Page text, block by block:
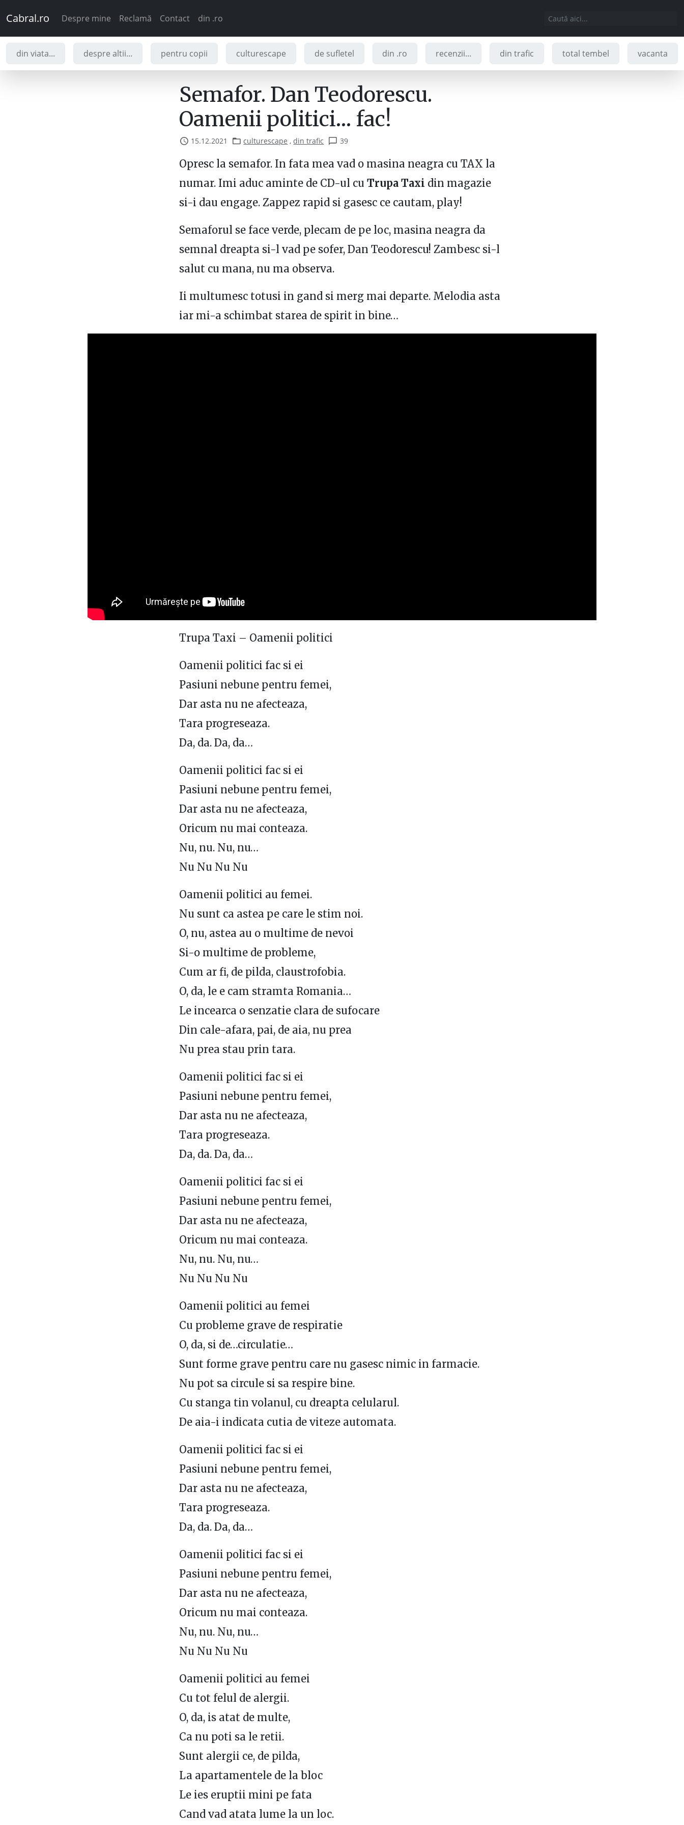
Cabral.ro Despre mine Reclamă Contact din .ro
din viata... despre altii... pentru copii culturescape de sufletel din .ro recenzii... din trafic total tembel vacanta
Semafor. Dan Teodorescu.
Oamenii politici… fac!
15.12.2021 culturescape ,din trafic 39
Opresc la semafor. In fata mea vad o masina neagra cu TAX la
numar. Imi aduc aminte de CD-ul cu Trupa Taxi din magazie
si-i dau engage. Zappez rapid si gasesc ce cautam, play!
Semaforul se face verde, plecam de pe loc, masina neagra da
semnal dreapta si-l vad pe sofer, Dan Teodorescu! Zambesc si-l
salut cu mana, nu ma observa.
Ii multumesc totusi in gand si merg mai departe. Melodia asta
iar mi-a schimbat starea de spirit in bine…
Trupa Taxi – Oamenii politici
Oamenii politici fac si ei
Pasiuni nebune pentru femei,
Dar asta nu ne afecteaza,
Tara progreseaza.
Da, da. Da, da…
Oamenii politici fac si ei
Pasiuni nebune pentru femei,
Dar asta nu ne afecteaza,
Oricum nu mai conteaza.
Nu, nu. Nu, nu…
Nu Nu Nu Nu
Oamenii politici au femei.
Nu sunt ca astea pe care le stim noi.
O, nu, astea au o multime de nevoi
Si-o multime de probleme,
Cum ar fi, de pilda, claustrofobia.
O, da, le e cam stramta Romania…
Le incearca o senzatie clara de sufocare
Din cale-afara, pai, de aia, nu prea
Nu prea stau prin tara.
Oamenii politici fac si ei
Pasiuni nebune pentru femei,
Dar asta nu ne afecteaza,
Tara progreseaza.
Da, da. Da, da…
Oamenii politici fac si ei
Pasiuni nebune pentru femei,
Dar asta nu ne afecteaza,
Oricum nu mai conteaza.
Nu, nu. Nu, nu…
Nu Nu Nu Nu
Oamenii politici au femei
Cu probleme grave de respiratie
O, da, si de…circulatie…
Sunt forme grave pentru care nu gasesc nimic in farmacie.
Nu pot sa circule si sa respire bine.
Cu stanga tin volanul, cu dreapta celularul.
De aia-i indicata cutia de viteze automata.
Oamenii politici fac si ei
Pasiuni nebune pentru femei,
Dar asta nu ne afecteaza,
Tara progreseaza.
Da, da. Da, da…
Oamenii politici fac si ei
Pasiuni nebune pentru femei,
Dar asta nu ne afecteaza,
Oricum nu mai conteaza.
Nu, nu. Nu, nu…
Nu Nu Nu Nu
Oamenii politici au femei
Cu tot felul de alergii.
O, da, is atat de multe,
Ca nu poti sa le retii.
Sunt alergii ce, de pilda,
La apartamentele de la bloc
Le ies eruptii mini pe fata
Cand vad atata lume la un loc.